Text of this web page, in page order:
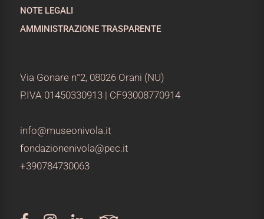
NOTE LEGALI
AMMINISTRAZIONE TRASPARENTE
Via Gonare n°2, 08026 Orani (NU)
P.IVA 01450330913 | CF93008770914
info@museonivola.it
fondazionenivola@pec.it
+390784730063